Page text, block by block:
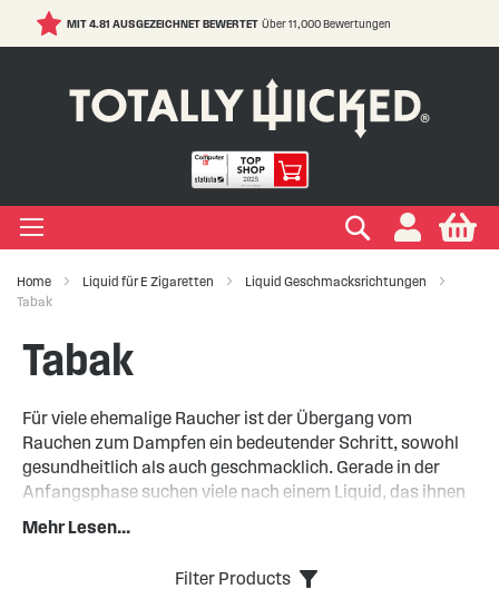
MIT 4.81 AUSGEZEICHNET BEWERTET Über 11,000 Bewertungen
Suchen
LIQUIDS
+
EINWEG E ZIGARETTE
+
E Zigarette
ELFBAR
+
VAPE PODS
+
Marken
Arten
E ZIGARETTE
+
Marken
Kits
VERDAMPFER
+
ZUBEHÖR
+
MARKEN
+
RATGEBER
+
SALE
Home Liquid für E Zigaretten
Liquid Geschmacksrichtungen
Tabak
Tabak
Für viele ehemalige Raucher ist der Übergang vom
Rauchen zum Dampfen ein bedeutender Schritt, sowohl
gesundheitlich als auch geschmacklich. Gerade in der
Anfangsphase suchen viele nach einem Liquid, das ihnen
den vertrauten Geschmack klassischer Tabakzigaretten
Mehr Lesen...
Filter Products